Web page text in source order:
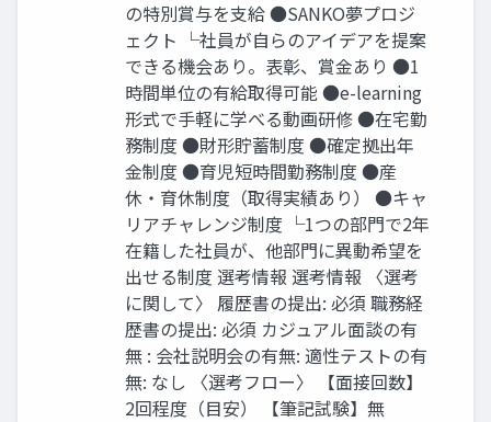
の特別賞与を支給 ●SANKO夢プロジ
ェクト └社員が自らのアイデアを提案
できる機会あり。表彰、賞金あり ●1
時間単位の有給取得可能 ●e-learning
形式で手軽に学べる動画研修 ●在宅勤
務制度 ●財形貯蓄制度 ●確定拠出年
金制度 ●育児短時間勤務制度 ●産
休・育休制度（取得実績あり） ●キャ
リアチャレンジ制度 └1つの部門で2年
在籍した社員が、他部門に異動希望を
出せる制度 選考情報 選考情報 〈選考
に関して〉 履歴書の提出: 必須 職務経
歴書の提出: 必須 カジュアル面談の有
無 : 会社説明会の有無: 適性テストの有
無: なし 〈選考フロー〉 【面接回数】
2回程度（目安） 【筆記試験】無